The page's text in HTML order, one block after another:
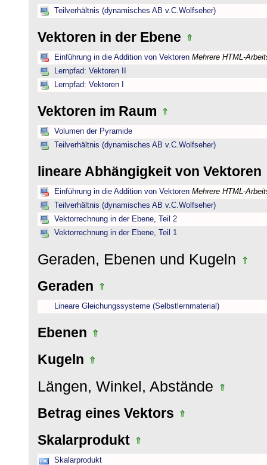
Teilverhältnis (dynamisches AB v.C.Wolfseher)
Vektoren in der Ebene
Einführung in die Addition von Vektoren Mehrere HTML-
Lernpfad: Vektoren II
Lernpfad: Vektoren I
Vektoren im Raum
Volumen der Pyramide
Teilverhältnis (dynamisches AB v.C.Wolfseher)
lineare Abhängigkeit von Vektoren
Einführung in die Addition von Vektoren Mehrere HTML-
Teilverhältnis (dynamisches AB v.C.Wolfseher)
Vektorrechnung in der Ebene, Teil 2
Vektorrechnung in der Ebene, Teil 1
Geraden, Ebenen und Kugeln
Geraden
Lineare Gleichungssysteme (Selbstlernmaterial)
Ebenen
Kugeln
Längen, Winkel, Abstände
Betrag eines Vektors
Skalarprodukt
Skalarprodukt